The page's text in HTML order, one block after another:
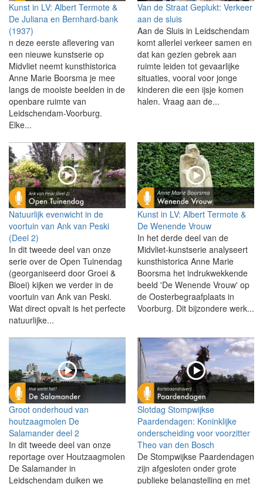
Kunst in LV: Albert Termote &
De Juliana en Bernhard-bank
(1937)
n deze eerste aflevering van
een nieuwe kunstserie op
Midvliet neemt kunsthistorica
Anne Marie Boorsma je mee
langs de mooiste beelden in de
openbare ruimte van
Leidschendam-Voorburg.
Elke...
Van de Straat Geplukt: Verkeer
aan de sluis
Aan de Sluis in Leidschendam
komt allerlei verkeer samen en
dat kan gezien gebrek aan
ruimte leiden tot gevaarlijke
situaties, vooral voor jonge
kinderen die een ijsje komen
halen. Vraag aan de...
Natuurlijk evenwicht in de
voortuin van Ank van Peski
(Deel 2)
In dit tweede deel van onze
serie over de Open Tuinendag
(georganiseerd door Groei &
Bloei) kijken we verder in de
voortuin van Ank van Peski.
Wat direct opvalt is het perfecte
natuurlijke...
Kunst in LV: Albert Termote &
De Wenende Vrouw
In het derde deel van de
Midvliet-kunstserie analyseert
kunsthistorica Anne Marie
Boorsma het indrukwekkende
beeld 'De Wenende Vrouw' op
de Oosterbegraafplaats in
Voorburg. Dit bijzondere werk...
Groot onderhoud van
houtzaagmolen De
Salamander deel 2
In dit tweede deel van onze
reportage over Houtzaagmolen
De Salamander in
Leidschendam duiken we
Slotdag Stompwijkse
Paardendagen: Koninklijke
onderscheiding voor voorzitter
Theo van den Bosch
De Stompwijkse Paardendagen
zijn afgesloten onder grote
publieke belangstelling en met